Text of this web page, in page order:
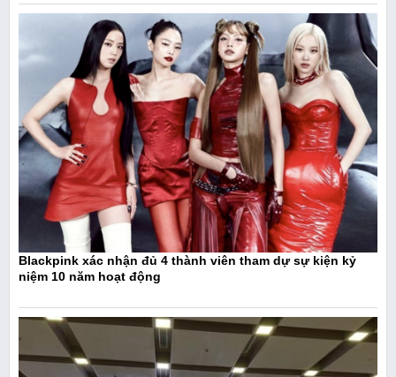
Blackpink xác nhận đủ 4 thành viên tham dự sự kiện kỷ
niệm 10 năm hoạt động